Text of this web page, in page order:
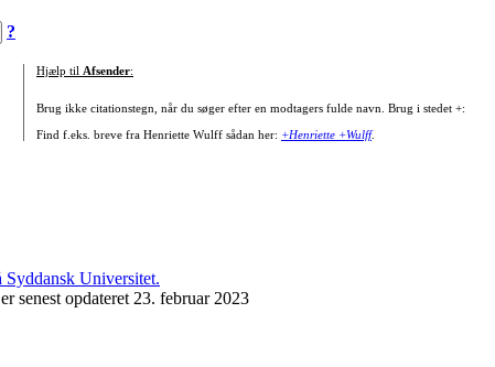
?
Hjælp til Afsender:
Brug ikke citationstegn, når du søger efter en modtagers fulde navn. Brug i stedet +:
Find f.eks. breve fra Henriette Wulff sådan her: +Henriette +Wulff.
senest opdateret 23. februar 2023